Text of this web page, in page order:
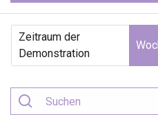
Valery-en-Caux
Zeitraum der
Demonstration